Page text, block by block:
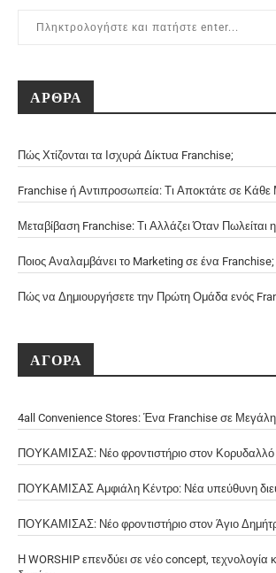
ΑΡΘΡΑ
Πώς Χτίζονται τα Ισχυρά Δίκτυα Franchise;
Franchise ή Αντιπροσωπεία: Τι Αποκτάτε σε Κάθε
Μεταβίβαση Franchise: Τι Αλλάζει Όταν Πωλείται
Ποιος Αναλαμβάνει το Marketing σε ένα Franchise;
Πώς να Δημιουργήσετε την Πρώτη Ομάδα ενός
ΑΓΟΡΑ
4all Convenience Stores: Ένα Franchise σε
ΠΟΥΚΑΜΙΣΑΣ: Νέο φροντιστήριο στον Κορυδαλλό
ΠΟΥΚΑΜΙΣΑΣ Αμφιάλη Κέντρο: Νέα υπεύθυνη
ΠΟΥΚΑΜΙΣΑΣ: Νέο φροντιστήριο στον Άγιο
Η WORSHIP επενδύει σε νέο concept, τεχνολογία